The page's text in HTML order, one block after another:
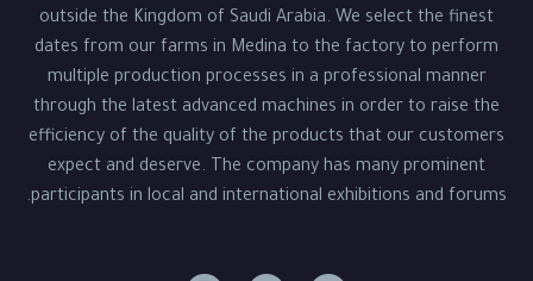
outside the Kingdom of Saudi Arabia. We select the finest
dates from our farms in Medina to the factory to perform
multiple production processes in a professional manner
through the latest advanced machines in order to raise the
efficiency of the quality of the products that our customers
expect and deserve. The company has many prominent
participants in local and international exhibitions and forums.